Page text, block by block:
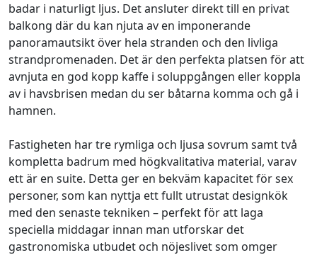
badar i naturligt ljus. Det ansluter direkt till en privat
balkong där du kan njuta av en imponerande
panoramautsikt över hela stranden och den livliga
strandpromenaden. Det är den perfekta platsen för att
avnjuta en god kopp kaffe i soluppgången eller koppla
av i havsbrisen medan du ser båtarna komma och gå i
hamnen.
Fastigheten har tre rymliga och ljusa sovrum samt två
kompletta badrum med högkvalitativa material, varav
ett är en suite. Detta ger en bekväm kapacitet för sex
personer, som kan nyttja ett fullt utrustat designkök
med den senaste tekniken – perfekt för att laga
speciella middagar innan man utforskar det
gastronomiska utbudet och nöjeslivet som omger